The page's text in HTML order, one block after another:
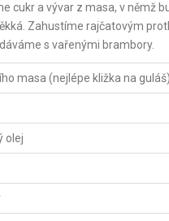
cukr a vývar z masa, v němž
Zahustíme rajčatovým
s vařenými brambory.
masa (nejlépe kližka na guláš)
olej